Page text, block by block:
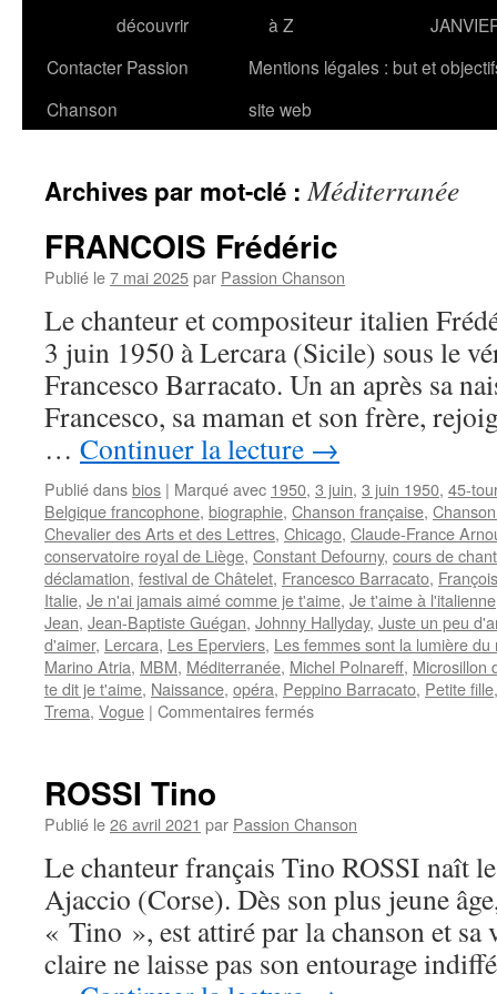
découvrir
à Z
Contacter Passion
Chanson
Mentions légales : but et
site web
Archives par mot-clé :Méditerranée
FRANCOIS Frédéric
Publié le7 mai 2025par Passion Chanson
Le chanteur et compositeur italien
3 juin 1950 à Lercara (Sicile) sous le
Francesco Barracato. Un an après sa
Francesco, sa maman et son frère,
… Continuer la lecture →
Publié dansbios | Marqué avec 1950, 3 juin, 3 juin 1950, 45-
Belgique francophone, biographie, Chanson française,
Chevalier des Arts et des Lettres, Chicago, Claude-France
conservatoire royal de Liège, Constant Defourny, cours de chant
déclamation, festival de Châtelet, Francesco Barracato,
Italie, Je n'ai jamais aimé comme je t'aime, Je t'aime à l'italienne
Jean, Jean-Baptiste Guégan, Johnny Hallyday, Juste un peu
d'aimer, Lercara, Les Eperviers, Les femmes sont la lumière du
Marino Atria, MBM, Méditerranée, Michel Polnareff, Microsillon
te dit je t'aime, Naissance, opéra, Peppino Barracato, Petite fille
Trema, Vogue | Commentaires ferméssur
ROSSI Tino
Publié le26 avril 2021 par Passion Chanson
Le chanteur français Tino ROSSI naît
Ajaccio (Corse). Dès son plus jeune
« Tino », est attiré par la chanson et
claire ne laisse pas son entourage